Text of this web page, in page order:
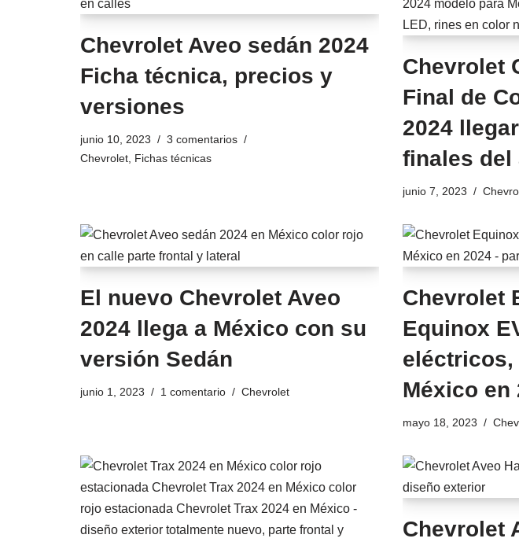
Chevrolet Aveo sedán 2024
Ficha técnica, precios y
versiones
junio 10, 2023
3 comentarios
Chevrolet Fichas técnicas
Chevrolet
Final de
2024
finales del
junio 7, 2023
El nuevo Chevrolet Aveo
2024 llega a México con su
versión Sedán
junio 1, 2023 1 comentario Chevrolet
Chevrolet
Equinox
eléctricos,
México en
mayo 18, 2023
Chevrolet